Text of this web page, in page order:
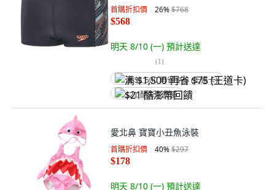
首購折扣價 26%$768
$568
明天 8/10 (一) 預計送達
(1)
满 $1,500 再省 $75 (王道卡)
$21 酷澎幣回饋
愛北鼻 寶寶小丑魚泳裝
首購折扣價 40%$297
$178
明天 8/10 (一) 預計送達